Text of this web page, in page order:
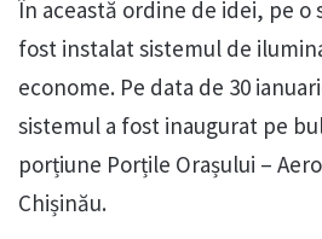
În această ordine de idei, pe o
fost instalat sistemul de
econome. Pe data de 30
sistemul a fost inaugurat pe
porțiune Porțile Orașului –
Chișinău.